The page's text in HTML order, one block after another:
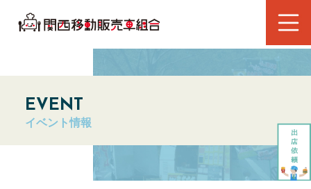
EVENT
イベント情報